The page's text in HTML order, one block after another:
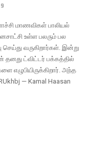
மாணவிகள் பாலியல்
உள்ள பலரும் பல
வருகிறார்கள். இன்று
ட்விட்டர் பக்கத்தில்
எழுபியிருக்கிறார். அந்த
— Kamal Haasan